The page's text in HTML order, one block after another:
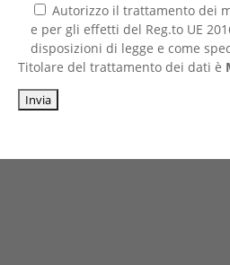
Autorizzo il trattamento dei
e per gli effetti del Reg.to UE
disposizioni di legge e come
Titolare del trattamento dei dati è